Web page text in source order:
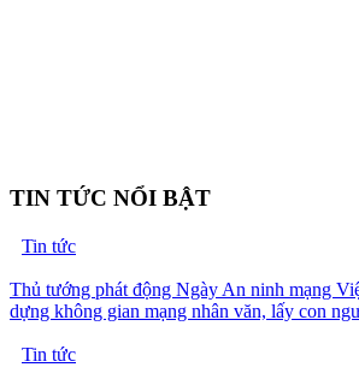
TIN TỨC NỔI BẬT
Tin tức
Thủ tướng phát động Ngày An ninh mạng
dựng không gian mạng nhân văn, lấy con
Tin tức